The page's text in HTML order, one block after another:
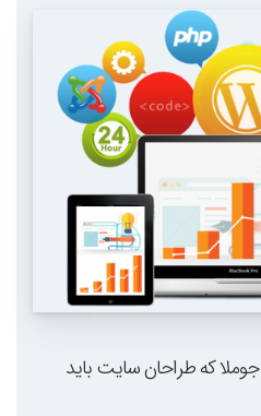
جذاب ترین پلاگینهای CMS جوملا که طراحان سایت باید